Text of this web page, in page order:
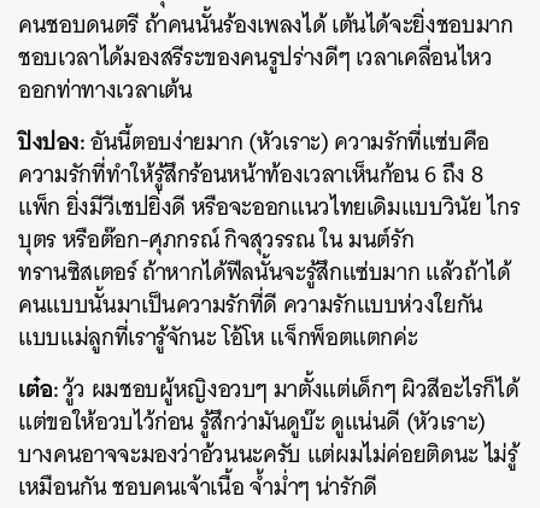
คนชอบดนตรี ถ้าคนนั้นร้องเพลงได้ เต้นได้จะยิ่งชอบมาก
ชอบเวลาได้มองสรีระของคนรูปร่างดีๆ เวลาเคลื่อนไหว
ออกท่าทางเวลาเต้น
ปิงปอง:อันนี้ตอบง่ายมาก (หัวเราะ) ความรักที่แซ่บคือ
ความรักที่ทำให้รู้สึกร้อนหน้าท้องเวลาเห็นก้อน 6 ถึง 8
แพ็ก ยิ่งมีวีเชปยิ่งดี หรือจะออกแนวไทยเดิมแบบวินัย ไกร
บุตร หรือต๊อก-ศุภกรณ์ กิจสุวรรณ ใน มนต์รัก
ทรานซิสเตอร์ ถ้าหากได้ฟีลนั้นจะรู้สึกแซ่บมาก แล้วถ้าได้
คนแบบนั้นมาเป็นความรักที่ดี ความรักแบบห่วงใยกัน
แบบแม่ลูกที่เรารู้จักนะ โอ้โห แจ็กพ็อตแตกค่ะ
เต๋อ:วู้ว ผมชอบผู้หญิงอวบๆ มาตั้งแต่เด็กๆ ผิวสีอะไรก็ได้
แต่ขอให้อวบไว้ก่อน รู้สึกว่ามันดูบ๊ะ ดูแน่นดี (หัวเราะ)
บางคนอาจจะมองว่าอ้วนนะครับ แต่ผมไม่ค่อยติดนะ ไม่รู้
เหมือนกัน ชอบคนเจ้าเนื้อ จ้ำม่ำๆ น่ารักดี